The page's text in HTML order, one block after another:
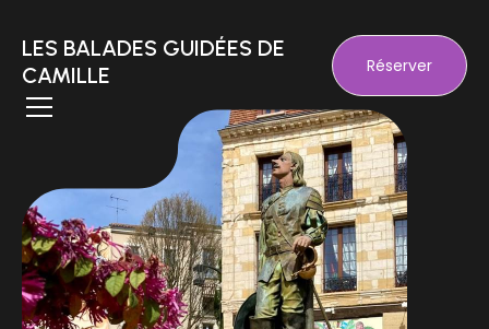
LES BALADES GUIDÉES DE
CAMILLE
Réserver